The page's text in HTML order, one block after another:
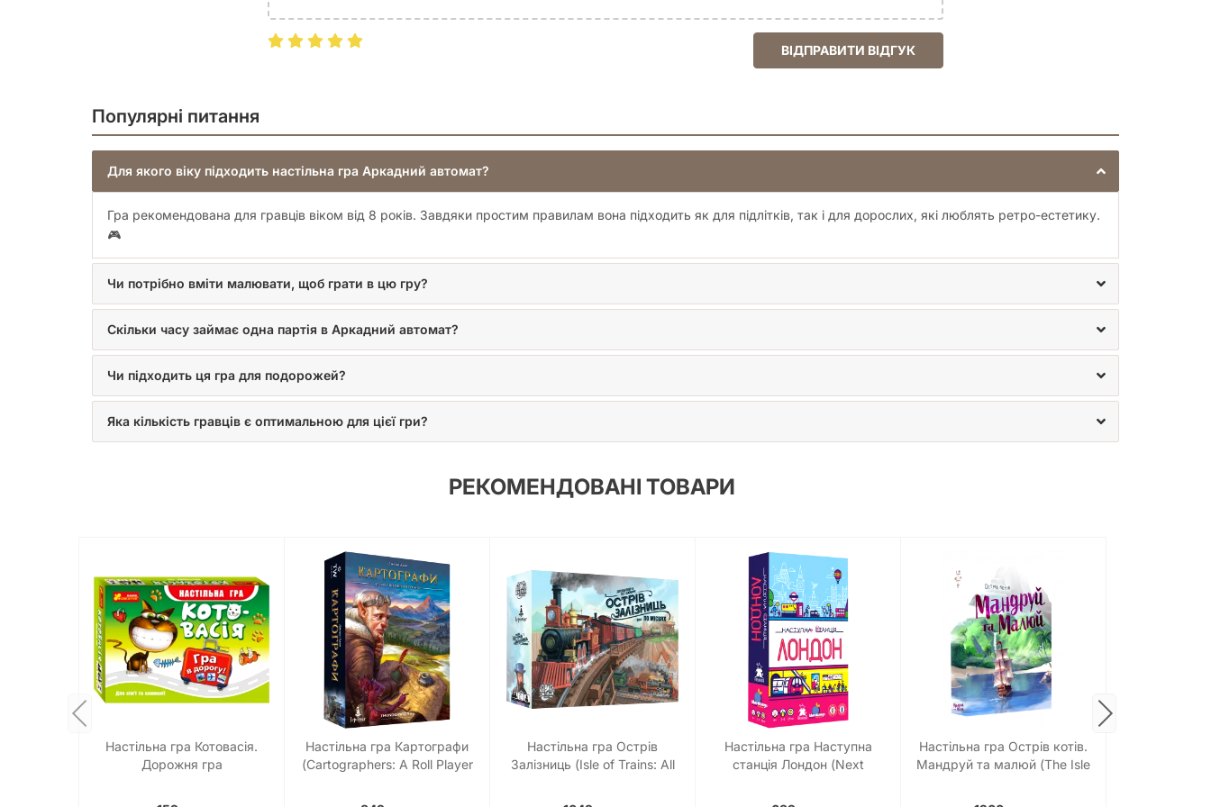
ВІДПРАВИТИ ВІДГУК
Популярні питання
Для якого віку підходить настільна гра Аркадний автомат?
Гра рекомендована для гравців віком від 8 років. Завдяки простим правилам вона підходить як для підлітків, так і для дорослих, які люблять ретро-естетику.
🎮
Чи потрібно вміти малювати, щоб грати в цю гру?
Скільки часу займає одна партія в Аркадний автомат?
Чи підходить ця гра для подорожей?
Яка кількість гравців є оптимальною для цієї гри?
РЕКОМЕНДОВАНІ ТОВАРИ
Настільна гра Котовасія.
Дорожня гра
Настільна гра Картографи
(Cartographers: A Roll Player
Настільна гра Острів
Залізниць (Isle of Trains: All
Настільна гра Наступна
станція Лондон (Next
Настільна гра Острів котів.
Мандруй та малюй (The Isle